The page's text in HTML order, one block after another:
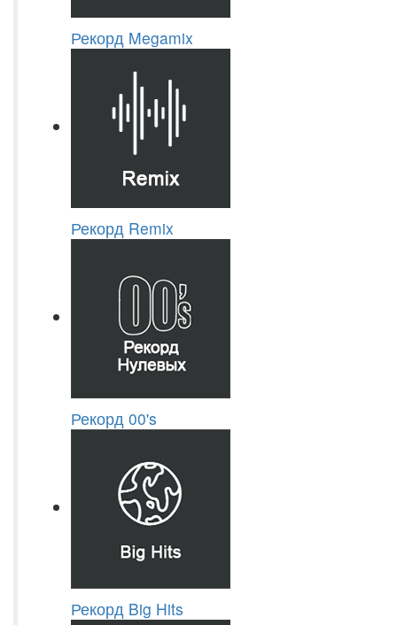
Рекорд Megamix
Рекорд Remix
Рекорд 00's
Рекорд Big Hits